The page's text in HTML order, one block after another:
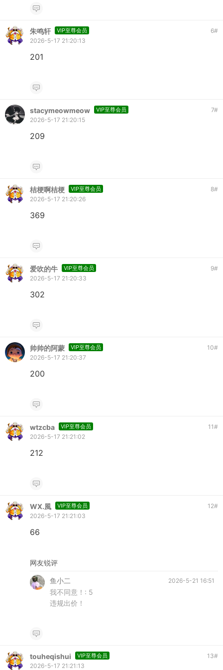
朱鸣轩 VIP至尊会员 6#
2026-5-17 21:20:13
201
stacymeowmeow VIP至尊会员 7#
2026-5-17 21:20:15
209
桔梗啊桔梗 VIP至尊会员 8#
2026-5-17 21:20:26
369
爱吹的牛 VIP至尊会员 9#
2026-5-17 21:20:33
302
帅帅的阿蒙 VIP至尊会员 10#
2026-5-17 21:20:37
200
wtzcba VIP至尊会员 11#
2026-5-17 21:21:02
212
WX.風 VIP至尊会员 12#
2026-5-17 21:21:03
66
网友锐评
2026-5-21 16:51
鱼小二
我不同意！: 5
违规出价！
touheqishui VIP至尊会员 13#
2026-5-17 21:21:13